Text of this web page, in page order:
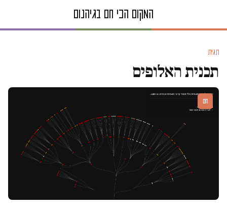
תגית
תכנית האלופים
חם